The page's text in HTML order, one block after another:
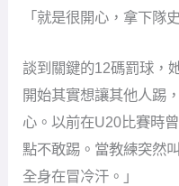
「就是很開心，拿下隊
談到關鍵的12碼罰球，
開始其實想讓其他人踢
心。以前在U20比賽時
點不敢踢。當教練突然
全身在冒冷汗。」